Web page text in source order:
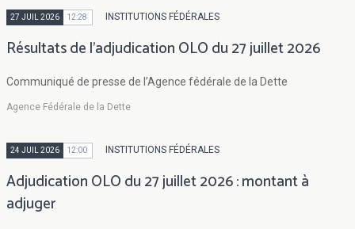
27 JUIL 2026 12:28 INSTITUTIONS FÉDÉRALES
Résultats de l'adjudication OLO du 27 juillet 2026
Communiqué de presse de l’Agence fédérale de la Dette
Agence Fédérale de la Dette
24 JUIL 2026 12:00 INSTITUTIONS FÉDÉRALES
Adjudication OLO du 27 juillet 2026 : montant à
adjuger